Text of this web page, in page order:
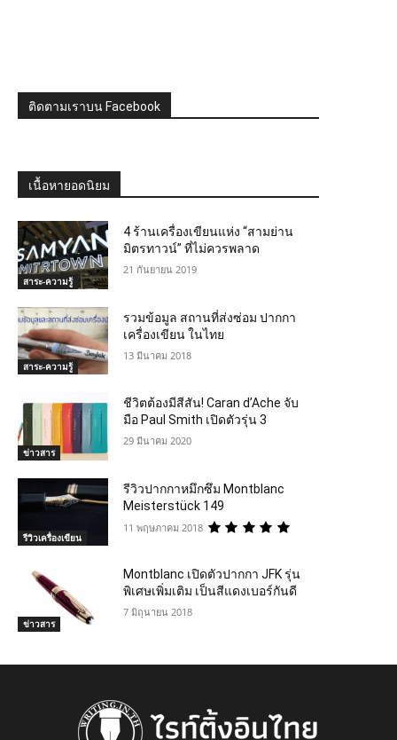
ติดตามเราบน Facebook
เนื้อหายอดนิยม
สาระ-ความรู้
4 ร้านเครื่องเขียนแห่ง “สามย่าน
มิตรทาวน์” ที่ไม่ควรพลาด
21 กันยายน 2019
สาระ-ความรู้
รวมข้อมูล สถานที่ส่งซ่อม ปากกา
เครื่องเขียน ในไทย
13 มีนาคม 2018
ข่าวสาร
ชีวิตต้องมีสีสัน! Caran d’Ache จับ
มือ Paul Smith เปิดตัวรุ่น 3
29 มีนาคม 2020
รีวิวเครื่องเขียน
รีวิวปากกาหมึกซึม Montblanc
Meisterstück 149
11 พฤษภาคม 2018
ข่าวสาร
Montblanc เปิดตัวปากกา JFK รุ่น
พิเศษเพิ่มเติม เป็นสีแดงเบอร์กันดี
7 มิถุนายน 2018